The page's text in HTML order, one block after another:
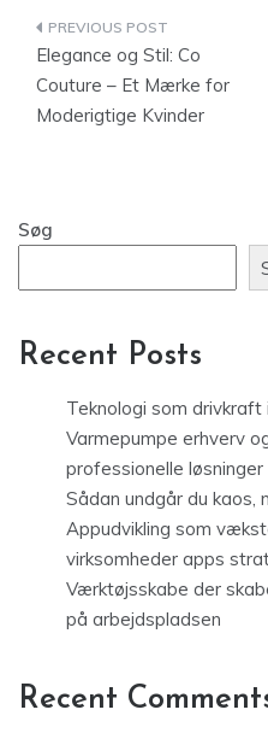
Elegance og Stil: Co
Couture – Et Mærke for
Moderigtige Kvinder
Søg
Recent Posts
Teknologi som
Varmepumpe erhverv
professionelle løsninger
Sådan undgår du kaos,
Appudvikling som
virksomheder apps
Værktøjsskabe der
på arbejdspladsen
Recent